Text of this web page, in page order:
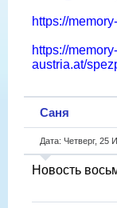
https://
https://memory-
austria.at/
Саня
Дата: Четверг, 25
Новость